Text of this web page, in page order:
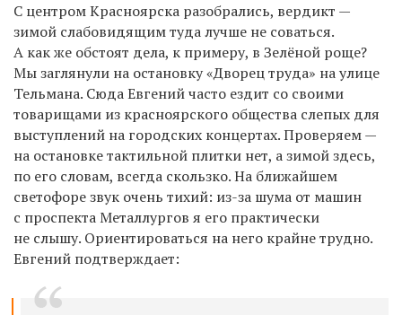
С центром Красноярска разобрались, вердикт —
зимой слабовидящим туда лучше не соваться.
А как же обстоят дела, к примеру, в Зелёной роще?
Мы заглянули на остановку «Дворец труда» на улице
Тельмана. Сюда Евгений часто ездит со своими
товарищами из красноярского общества слепых для
выступлений на городских концертах. Проверяем —
на остановке тактильной плитки нет, а зимой здесь,
по его словам, всегда скользко. На ближайшем
светофоре звук очень тихий: из-за шума от машин
с проспекта Металлургов я его практически
не слышу. Ориентироваться на него крайне трудно.
Евгений подтверждает: